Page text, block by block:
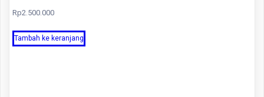
Rp2.500.000
Tambah ke keranjang